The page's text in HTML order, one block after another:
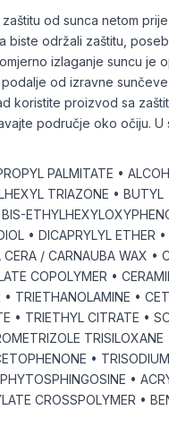
od sunca netom
biste održali zaštitu,
izlaganje suncu je
od izravne
koristite proizvod sa
područje oko očiju. U
PALMITATE •
TRIAZONE • BUTYL
• DICAPRYLYL ETHER
CERA / CARNAUBA WAX •
COPOLYMER •
TRIETHANOLAMINE •
• TRIETHYL CITRATE •
•
•
CROSSPOLYMER •